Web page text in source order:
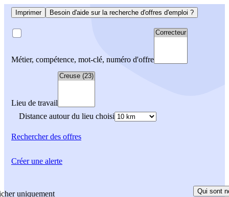
Imprimer Besoin d'aide sur la recherche d'offres d'emploi ?
Métier, compétence, mot-clé, numéro d'offre
Lieu de travail
Distance autour du lieu choisi
Rechercherdes offres
uniquement
Qui sont
Créer une alerte